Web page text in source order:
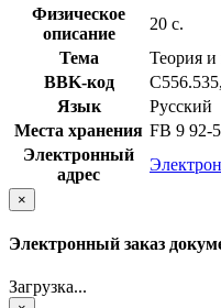
Физическое
описание
20 с.
Тема
Теория и
BBK-код
Язык
Русский
Места хранения FB 9 92-
Электронный
адрес
×
Электронный заказ
Загрузка...